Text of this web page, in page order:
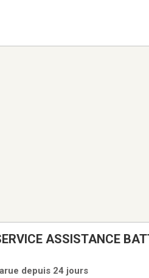
ASSISTANCE
depuis 24 jours